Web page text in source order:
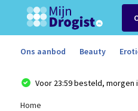
Ons aanbod Beauty
Voor 23:59 besteld, morgen
Home